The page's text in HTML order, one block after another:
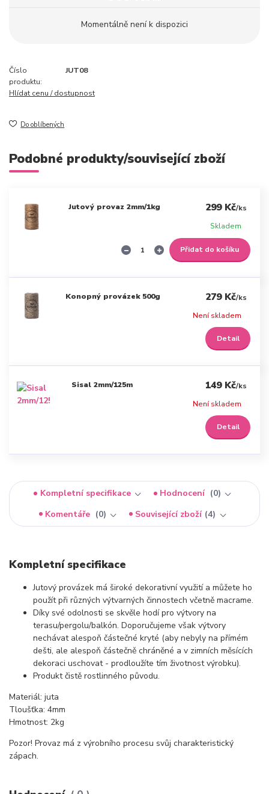
Momentálně není k dispozici
Číslo
produktu:
JUT08
Hlídat cenu / dostupnost
Do oblíbených
Podobné produkty/související zboží
Jutový provaz 2mm/1kg 299 Kč/ks
Skladem
Přidat do košíku
Konopný provázek 500g 279 Kč/ks
Není skladem
Detail
Sisal 2mm/125m 149 Kč/ks
Není skladem
Detail
Kompletní specifikace Hodnocení
0
Komentáře
0 Související zboží 4
Kompletní specifikace
Jutový provázek má široké dekorativní využití a můžete ho
použít při různých výtvarných činnostech včetně macrame.
Díky své odolnosti se skvěle hodí pro výtvory na
terasu/pergolu/balkón. Doporučujeme však výtvory
nechávat alespoň částečné kryté (aby nebyly na přímém
dešti, ale alespoň částečně chráněné a v zimních měsících
dekoraci uschovat - prodloužíte tím životnost výrobku).
Produkt čistě rostlinného původu.
Materiál: juta
Tloušťka: 4mm
Hmotnost: 2kg
Pozor! Provaz má z výrobního procesu svůj charakteristický
zápach.